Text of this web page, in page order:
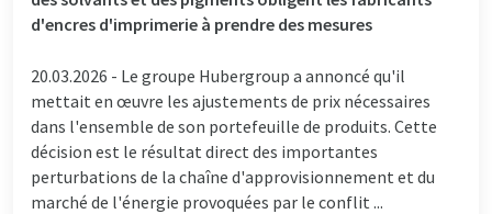
d'encres d'imprimerie à prendre des mesures
20.03.2026 - Le groupe Hubergroup a annoncé qu'il
mettait en œuvre les ajustements de prix nécessaires
dans l'ensemble de son portefeuille de produits. Cette
décision est le résultat direct des importantes
perturbations de la chaîne d'approvisionnement et du
marché de l'énergie provoquées par le conflit ...